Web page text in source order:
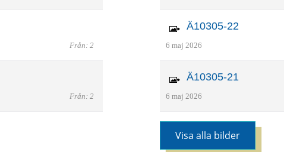
Från: 2
Från: 2
Ä10305-22
6 maj 2026
Ä10305-21
6 maj 2026
Visa alla bilder